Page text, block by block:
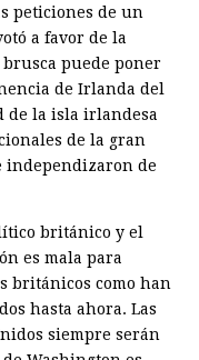
peticiones de un
a favor de la
puede poner
de Irlanda del
de la isla irlandesa
de la gran
independizaron de
británico y el
es mala para
británicos como han
hasta ahora. Las
siempre serán